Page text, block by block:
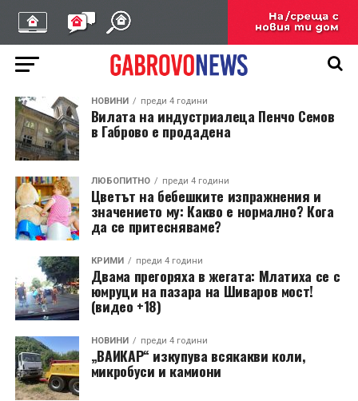
НОВИНИ преди 4 години
Вилата на индустриалеца Пенчо Семов
в Габрово е продадена
ЛЮБОПИТНО преди 4 години
Цветът на бебешките изпражнения и
значението му: Какво е нормално? Кога
да се притесняваме?
КРИМИ преди 4 години
Двама прегоряха в жегата: Млатиха се с
юмруци на пазара на Шиваров мост!
(видео +18)
НОВИНИ преди 4 години
„ВАИКАР“ изкупува всякакви коли,
микробуси и камиони